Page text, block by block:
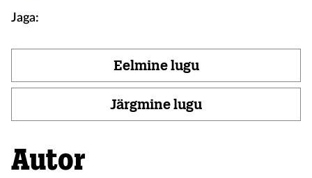
Jaga:
Eelmine lugu
Järgmine lugu
Autor